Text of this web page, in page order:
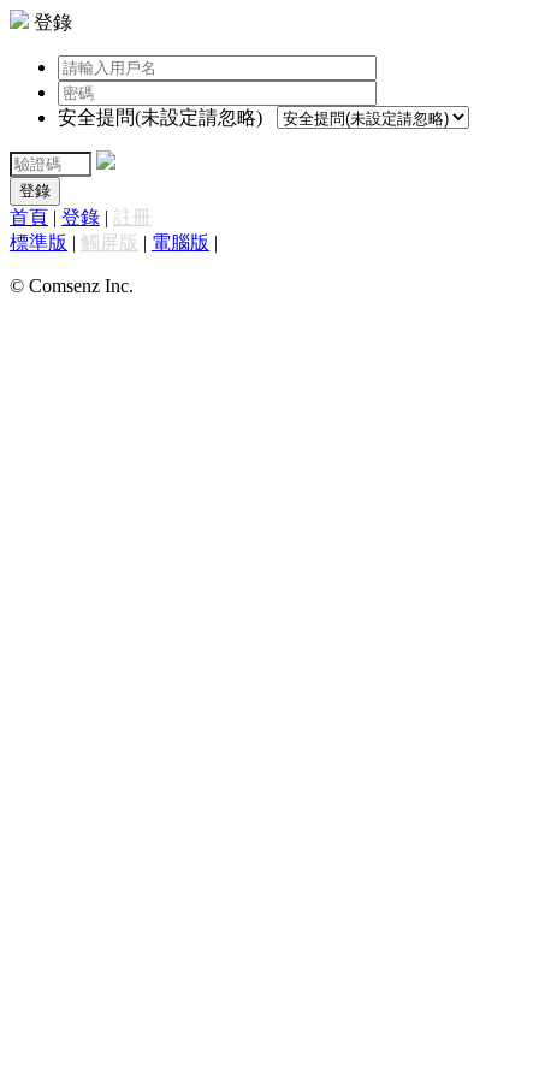
登錄
安全提問(未設定請忽略)
登錄
首頁 | 登錄 | 註冊
標準版 | 觸屏版 | 電腦版 |
© Comsenz Inc.